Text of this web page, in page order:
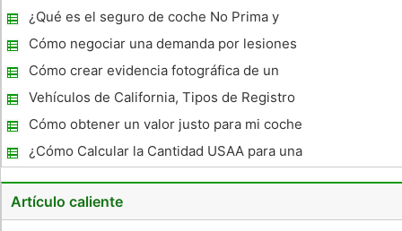
Progresista
¿Qué es el seguro de coche No Prima y
cómo funciona ?
Cómo negociar una demanda por lesiones
Cómo crear evidencia fotográfica de un
accidente de coche
Vehículos de California, Tipos de Registro
Cómo obtener un valor justo para mi coche
Totalizó
¿Cómo Calcular la Cantidad USAA para una
pérdida total ?
Artículo caliente